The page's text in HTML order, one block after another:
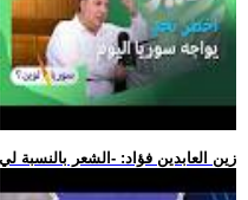
.. زين العابدين فؤاد: -الشعر بالنسبة